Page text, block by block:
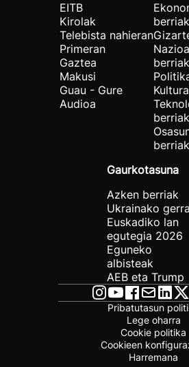
EITB
Kirolak
Telebista nahieran
Primeran
Gaztea
Makusi
Guau - Gure
Audioa
berriak
berriak
berriak
berriak
Gaurkotasuna
Azken berriak
Ukrainako gerra
Euskadiko lan
egutegia 2026
Eguneko
albisteak
AEB eta Trump
Pribatutasun
Lege oharra
Cookie politika
Cookieen
Harremana